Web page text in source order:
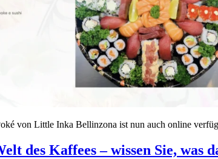
von Little Inka Bellinzona ist nun auch online
des Kaffees – wissen Sie, was